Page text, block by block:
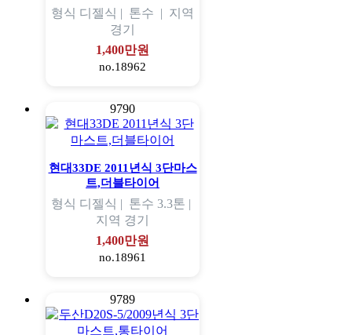
형식 디젤식 | 톤수 | 지역
경기
1,400만원
no.18962
9790
현대33DE 2011년식 3단마스
트,더블타이어
형식 디젤식 | 톤수 3.3톤 |
지역 경기
1,400만원
no.18961
9789